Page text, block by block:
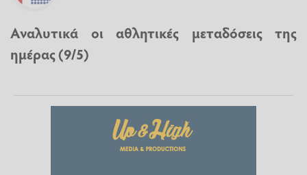
Αναλυτικά οι αθλητικές μεταδόσεις της
ημέρας (9/5)